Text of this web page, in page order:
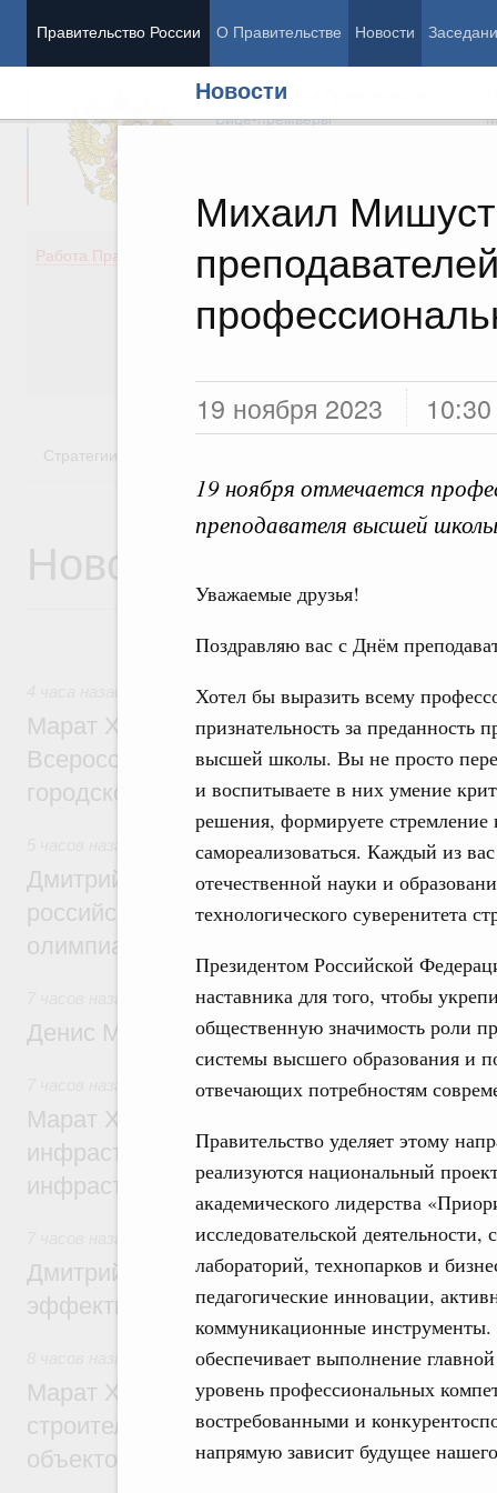
Правительство России О Правительстве Новости
Новости
Михаил
19 ноября 2023 10:30
19 ноября отмечается
преподавателя высшей
Уважаемые друзья!
Поздравляю вас с Днём
Хотел бы выразить всему
признательность за
высшей школы. Вы не просто
и воспитываете в них умение
решения, формируете
самореализоваться. Каждый из
отечественной науки и
технологического суверенитета
Президентом Российской
наставника для того, чтобы
общественную значимость роли
системы высшего образования и
отвечающих потребностям
Правительство уделяет этому
реализуются национальный
академического лидерства
исследовательской
лабораторий, технопарков и
педагогические инновации,
коммуникационные инструменты.
обеспечивает выполнение
уровень профессиональных
востребованными и
напрямую зависит будущее
Председатель Правительства
Вице-премьеры
Работа Правительства
Демография
Здоровье
Культура
Стратегии
Новости
Экономика городов. Городская среда
Марат Хуснуллин провёл заседание
Всероссийского конкурса лучших
городской среды
Отрасль информационных технологий
Дмитрий Чернышенко и Сергей Кравцов
российскую сборную с победой на
олимпиаде по искусственному
Общие вопросы промышленной политики
Денис Мантуров посетил Ярославскую
Бюджеты субъектов Федерации.
Марат Хуснуллин: 15 объектов
инфраструктуры построили и обновили
инфраструктурным кредитам
Развитие сельских территорий
Дмитрий Патрушев: Синхронизация
эффективность поддержки сельских
Экономика городов. Городская среда
Марат Хуснуллин: «Единый заказчик»
строительство и реконструкцию более
объектов